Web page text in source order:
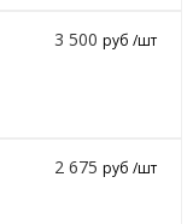
3 500руб /шт
2 675руб /шт